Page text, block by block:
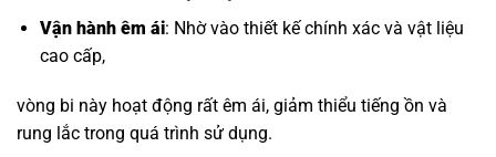
Vận hành êm ái: Nhờ vào thiết kế chính xác và vật liệu
cao cấp,
vòng bi này hoạt động rất êm ái, giảm thiểu tiếng ồn và
rung lắc trong quá trình sử dụng.